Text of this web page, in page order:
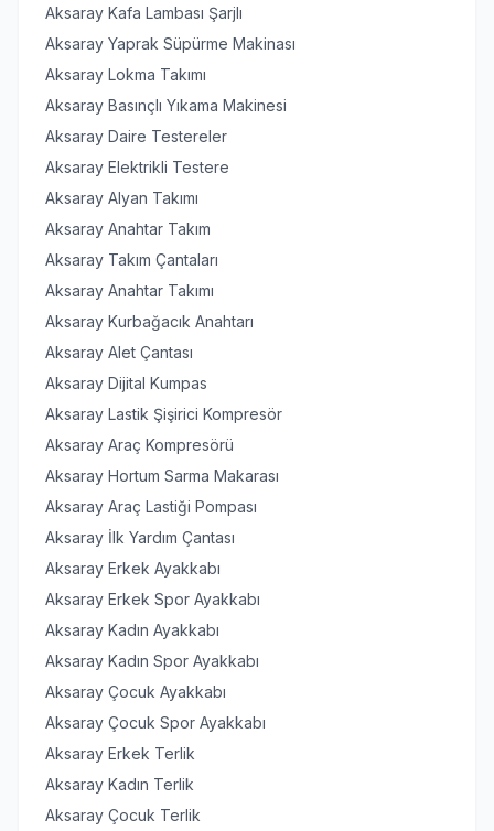
Aksaray Kafa Lambası Şarjlı
Aksaray Yaprak Süpürme Makinası
Aksaray Lokma Takımı
Aksaray Basınçlı Yıkama Makinesi
Aksaray Daire Testereler
Aksaray Elektrikli Testere
Aksaray Alyan Takımı
Aksaray Anahtar Takım
Aksaray Takım Çantaları
Aksaray Anahtar Takımı
Aksaray Kurbağacık Anahtarı
Aksaray Alet Çantası
Aksaray Dijital Kumpas
Aksaray Lastik Şişirici Kompresör
Aksaray Araç Kompresörü
Aksaray Hortum Sarma Makarası
Aksaray Araç Lastiği Pompası
Aksaray İlk Yardım Çantası
Aksaray Erkek Ayakkabı
Aksaray Erkek Spor Ayakkabı
Aksaray Kadın Ayakkabı
Aksaray Kadın Spor Ayakkabı
Aksaray Çocuk Ayakkabı
Aksaray Çocuk Spor Ayakkabı
Aksaray Erkek Terlik
Aksaray Kadın Terlik
Aksaray Çocuk Terlik